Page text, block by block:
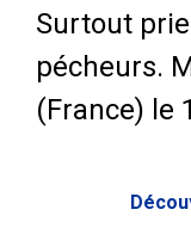
Surtout
pécheurs.
(France) le